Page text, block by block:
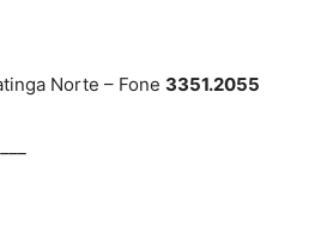
Norte – Fone 3351.2055